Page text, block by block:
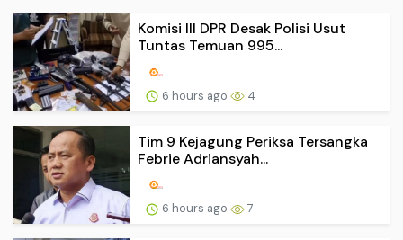
Komisi III DPR Desak Polisi Usut
Tuntas Temuan 995...
6 hours ago 4
Tim 9 Kejagung Periksa Tersangka
Febrie Adriansyah...
6 hours ago 7